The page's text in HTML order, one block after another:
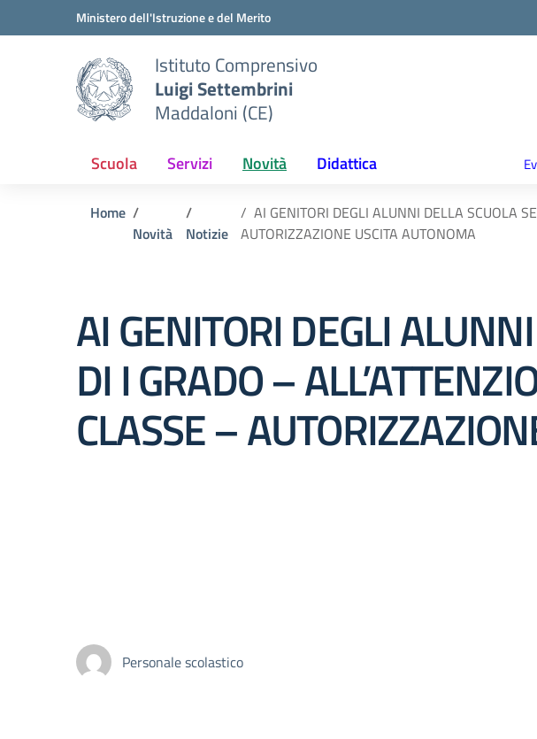
Vai ai contenuti
Vai al menu di navigazioneMinistero dell'Istruzione e del Merito
Istituto Comprensivo
Luigi Settembrini
Maddaloni (CE)
Scuola Servizi Novità Didattica
Home
Novità
Notizie
AI GENITORI DEGLI ALUNNI DELLA SCUOLA
AUTORIZZAZIONE USCITA AUTONOMA
AI GENITORI DEGLI
DI I GRADO –
CLASSE –
Personale scolastico